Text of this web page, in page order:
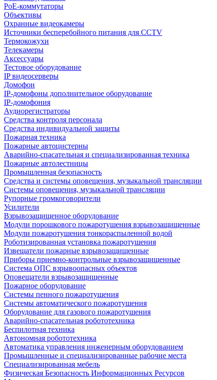
PoE-коммутаторы
Объективы
Охранные видеокамеры
Источники бесперебойного питания для CCTV
Термокожухи
Телекамеры
Аксессуары
Тестовое оборудование
IP видеосерверы
Домофон
IP-домофоны дополнительное оборудование
IP-домофония
Аудиорегистраторы
Средства контроля персонала
Средства индивидуальной защиты
Пожарная техника
Пожарные автоцистерны
Аварийно-спасательная и специализированная техника
Пожарные автолестницы
Промышленная безопасность
Средства и системы оповещения, музыкальной трансляции
Системы оповещения, музыкальной трансляции
Рупорные громкоговорители
Усилители
Взрывозащищенное оборудование
Модули порошкового пожаротушения взрывозащищенные
Модули пожаротушения тонкораспыленной водой
Роботизированная установка пожаротушения
Извещатели пожарные взрывозащищенные
Приборы приемно-контрольные взрывозащищенные
Система ОПС взрывоопасных объектов
Оповещатели взрывозащищенные
Пожарное оборудование
Системы пенного пожаротушения
Системы автоматического пожаротушения
Оборудование для газового пожаротушения
Аварийно-спасательная робототехника
Беспилотная техника
Автономная робототехника
Автоматика управления инженерным оборудованием
Промышленные и специализированные рабочие места
Специализированная мебель
Физическая Безопасность Информационных Ресурсов